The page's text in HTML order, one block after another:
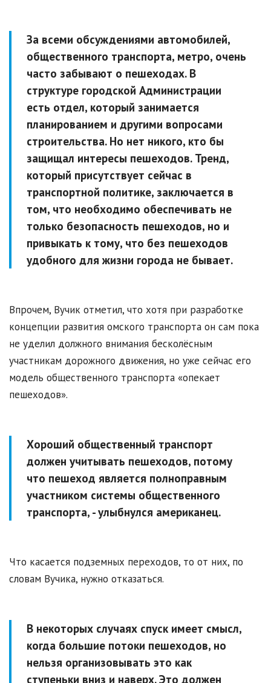
За всеми обсуждениями автомобилей,
общественного транспорта, метро, очень
часто забывают о пешеходах. В
структуре городской Администрации
есть отдел, который занимается
планированием и другими вопросами
строительства. Но нет никого, кто бы
защищал интересы пешеходов. Тренд,
который присутствует сейчас в
транспортной политике, заключается в
том, что необходимо обеспечивать не
только безопасность пешеходов, но и
привыкать к тому, что без пешеходов
удобного для жизни города не бывает.
Впрочем, Вучик отметил, что хотя при разработке
концепции развития омского транспорта он сам пока
не уделил должного внимания бесколёсным
участникам дорожного движения, но уже сейчас его
модель общественного транспорта «опекает
пешеходов».
Хороший общественный транспорт
должен учитывать пешеходов, потому
что пешеход является полноправным
участником системы общественного
транспорта, - улыбнулся американец.
Что касается подземных переходов, то от них, по
словам Вучика, нужно отказаться.
В некоторых случаях спуск имеет смысл,
когда большие потоки пешеходов, но
нельзя организовывать это как
ступеньки вниз и наверх. Это должен